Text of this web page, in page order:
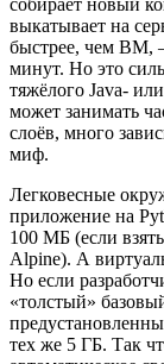
собирает новый
выкатывает на
быстрее, чем ВМ,
минут. Но это
тяжёлого Java-
может занимать
слоёв, много
миф.
Легковесные
приложение на
100 МБ (если
Alpine). А
Но если
«толстый»
тех же 5 ГБ. Так